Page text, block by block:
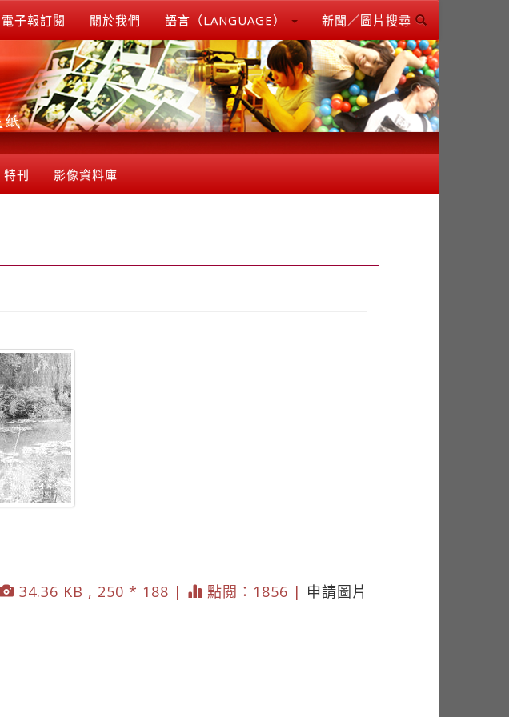
電子報訂閱 關於我們 語言（LANGUAGE） 新聞／圖片搜尋
特刊 影像資料庫
34.36 KB , 250 * 188 |
點閱：1856 | 申請圖片